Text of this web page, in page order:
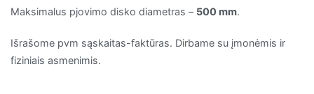
Maksimalus pjovimo disko diametras – 500 mm.
Išrašome pvm sąskaitas-faktūras. Dirbame su įmonėmis ir
fiziniais asmenimis.